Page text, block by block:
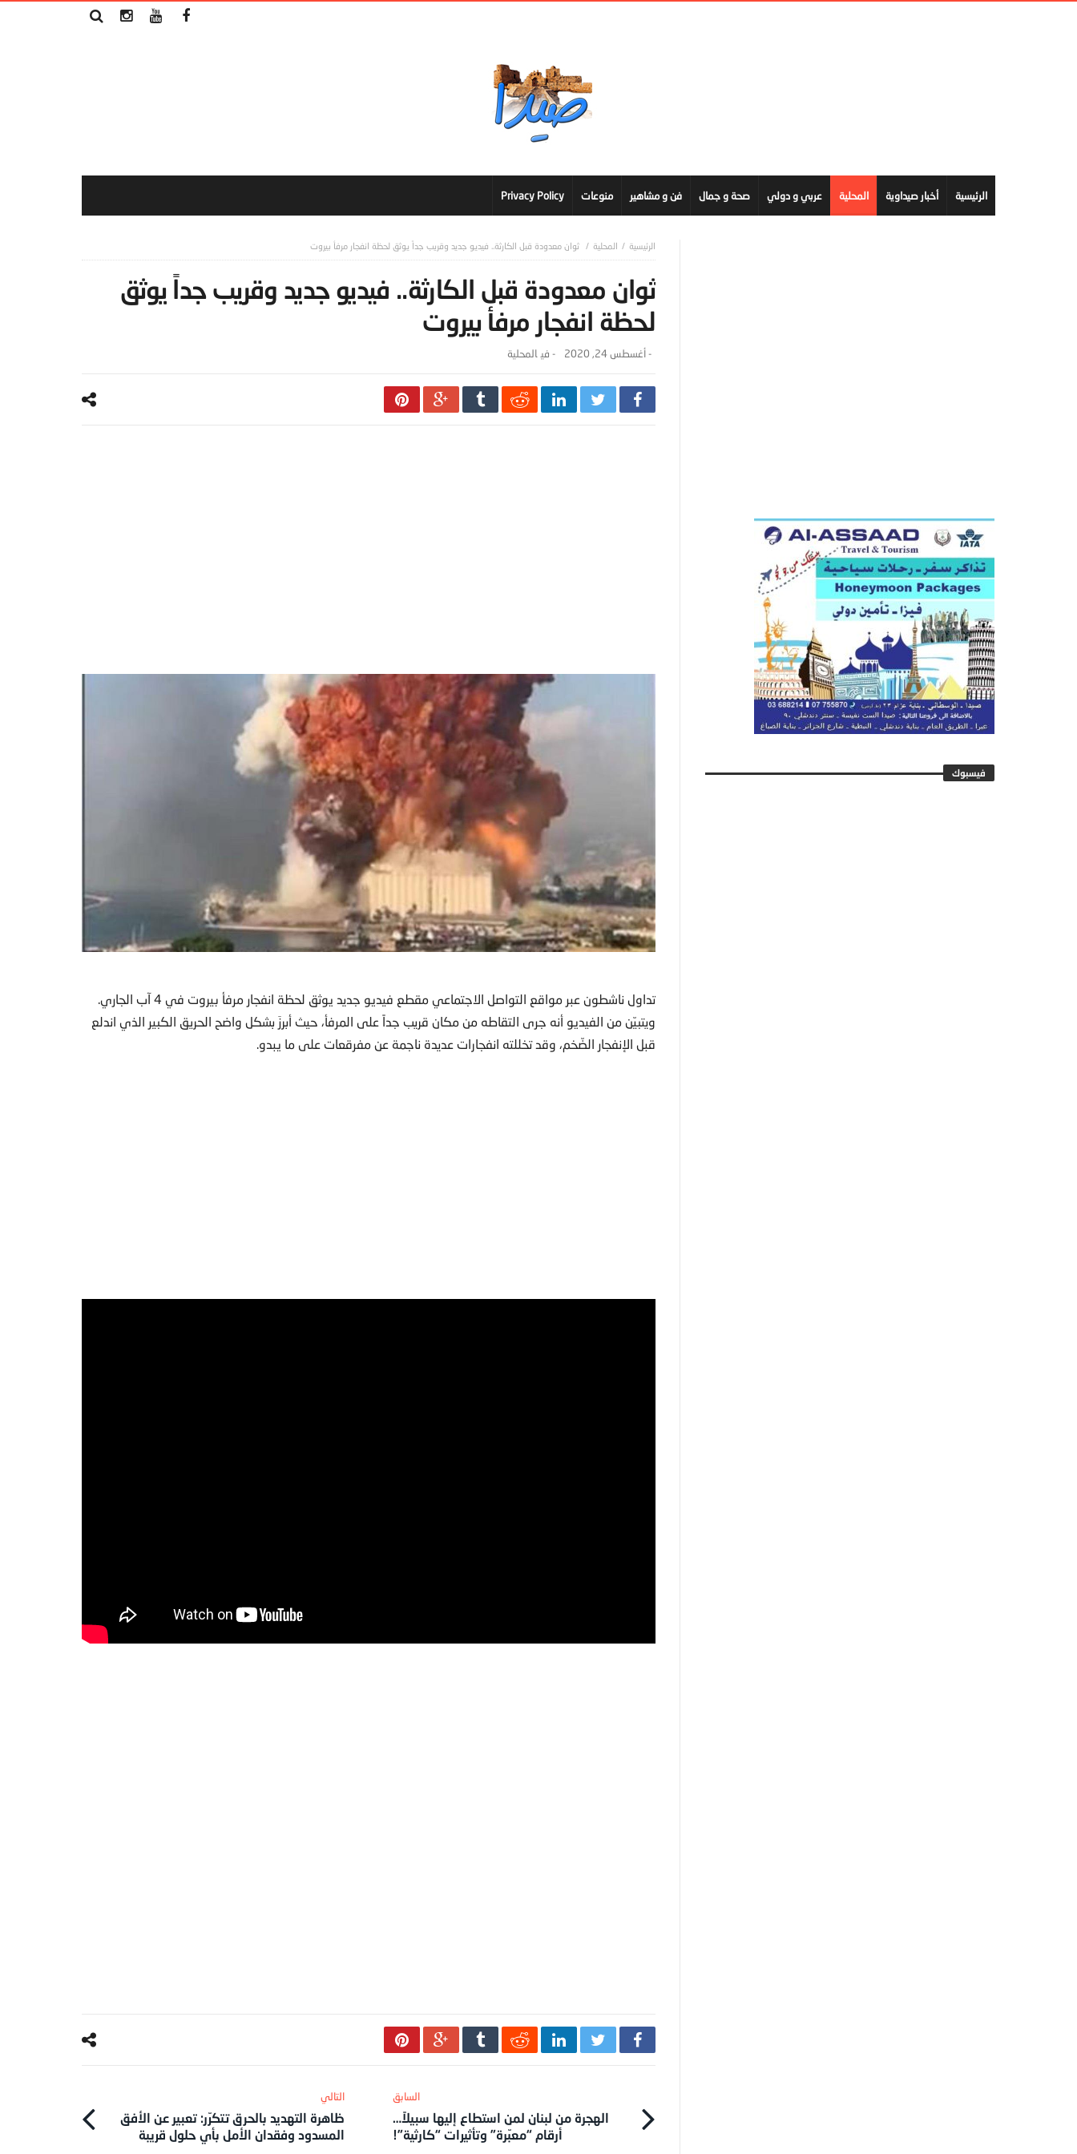
الرئيسية أخبار صيداوية المحلية عربي و دولي صحة و جمال فن و مشاهير منوعات Privacy Policy
المحلية ثوان معدودة قبل الكارثة.. فيديو جديد وقريب جداً يوثق لحظة انفجار مرفأ بيروت
ثوان معدودة قبل الكارثة.. فيديو جديد وقريب جداً يوثق
لحظة انفجار مرفأ بيروت
- أغسطس 24, 2020 - ‎في المحلية
تداول ناشطون عبر مواقع التواصل الاجتماعي مقطع فيديو جديد يوثق لحظة انفجار مرفأ بيروت في 4 آب الجاري.
ويتبيّن من الفيديو أنه جرى التقاطه من مكان قريب جداً على المرفأ، حيث أبرزَ بشكل واضح الحريق الكبير الذي اندلع
قبل الإنفجار الضّخم، وقد تخللته انفجارات عديدة ناجمة عن مفرقعات على ما يبدو.
الهجرة من لبنان لمن استطاع إليها سبيلاً…
أرقام “معبّرة” وتأثيرات “كارثية”!
ظاهرة التهديد بالحرق تتكرّر: تعبير عن الأفق
المسدود وفقدان الأمل بأي حلول قريبة
فيسبوك